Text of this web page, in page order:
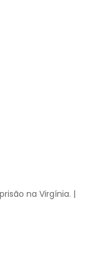
na Virgínia. |